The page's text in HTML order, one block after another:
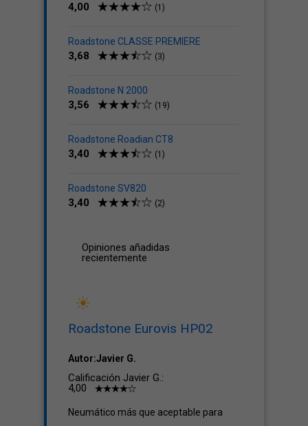
4,00 (1)
Roadstone CLASSE PREMIERE
3,68 (3)
Roadstone N 2000
3,56 (19)
Roadstone Roadian CT8
3,40 (1)
Roadstone SV820
3,40 (2)
Opiniones añadidas
recientemente
Roadstone Eurovis HP02
Autor:Javier G.
Calificación Javier G.:
4,00
Neumático más que aceptable para